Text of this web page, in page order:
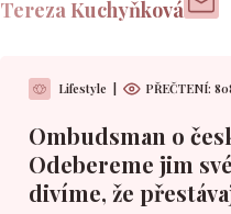
Tereza Kuchyňková
Lifestyle PŘEČTENÍ:
Ombudsman o
Odebereme jim
divíme, že